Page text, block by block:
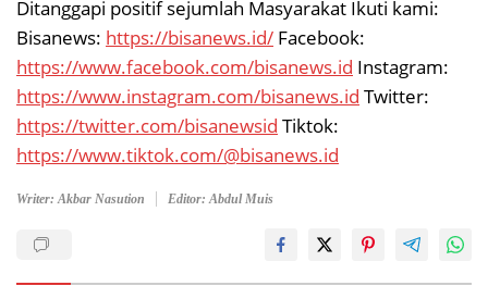
Ditanggapi positif sejumlah Masyarakat Ikuti kami:
Bisanews: https://bisanews.id/ Facebook:
https://www.facebook.com/bisanews.id Instagram:
https://www.instagram.com/bisanews.id Twitter:
https://twitter.com/bisanewsid Tiktok:
https://www.tiktok.com/@bisanews.id
Writer: Akbar Nasution Editor: Abdul Muis